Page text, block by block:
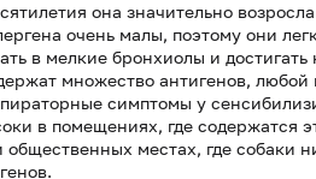
она значительно
очень малы, поэтому они
в мелкие бронхиолы и
множество антигенов,
симптомы у
в помещениях, где содержатся
местах, где собаки